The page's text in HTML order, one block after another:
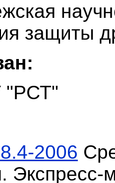
защиты
"РСТ"
2006
Экспресс-